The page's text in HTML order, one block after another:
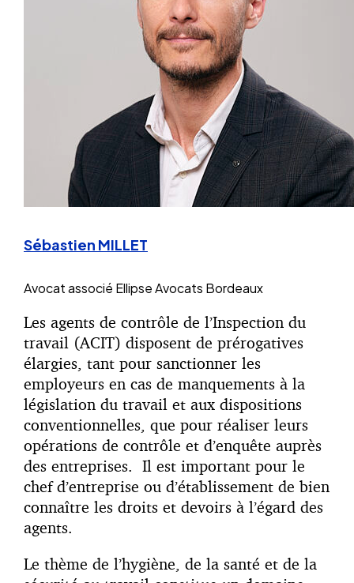
Sébastien MILLET
Avocat associé Ellipse Avocats Bordeaux
Les agents de contrôle de l’Inspection du
travail (ACIT) disposent de prérogatives
élargies, tant pour sanctionner les
employeurs en cas de manquements à la
législation du travail et aux dispositions
conventionnelles, que pour réaliser leurs
opérations de contrôle et d’enquête auprès
des entreprises. Il est important pour le
chef d’entreprise ou d’établissement de bien
connaître les droits et devoirs à l’égard des
agents.
Le thème de l’hygiène, de la santé et de la